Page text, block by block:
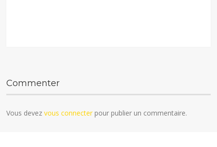
Commenter
Vous devezvous connecterpour publier un commentaire.